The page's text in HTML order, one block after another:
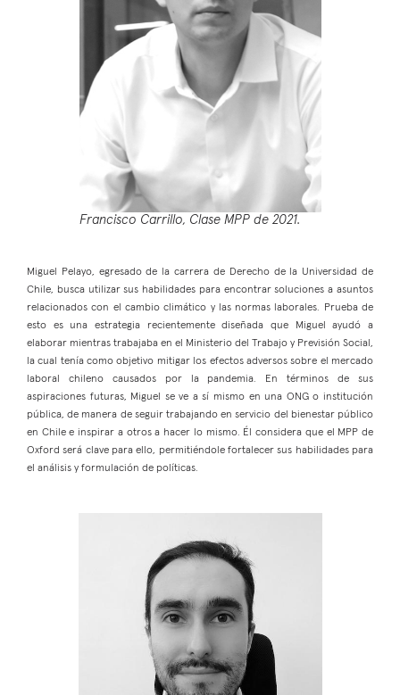
Francisco Carrillo, Clase MPP de 2021.
Miguel Pelayo, egresado de la carrera de Derecho de la Universidad de
Chile, busca utilizar sus habilidades para encontrar soluciones a asuntos
relacionados con el cambio climático y las normas laborales. Prueba de
esto es una estrategia recientemente diseñada que Miguel ayudó a
elaborar mientras trabajaba en el Ministerio del Trabajo y Previsión Social,
la cual tenía como objetivo mitigar los efectos adversos sobre el mercado
laboral chileno causados por la pandemia. En términos de sus
aspiraciones futuras, Miguel se ve a sí mismo en una ONG o institución
pública, de manera de seguir trabajando en servicio del bienestar público
en Chile e inspirar a otros a hacer lo mismo. Él considera que el MPP de
Oxford será clave para ello, permitiéndole fortalecer sus habilidades para
el análisis y formulación de políticas.